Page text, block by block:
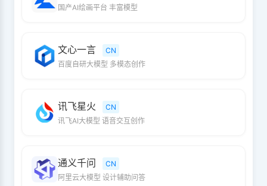
国产AI绘画平台 丰富模型
文心一言
CN
百度自研大模型 多模态创作
讯飞星火
CN
讯飞AI大模型 语音交互创作
通义千问
CN
阿里云大模型 设计辅助问答